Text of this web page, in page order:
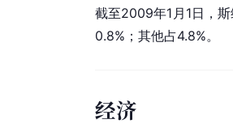
截至2009年1月1日，
0.8%；其他占4.8%。
经济